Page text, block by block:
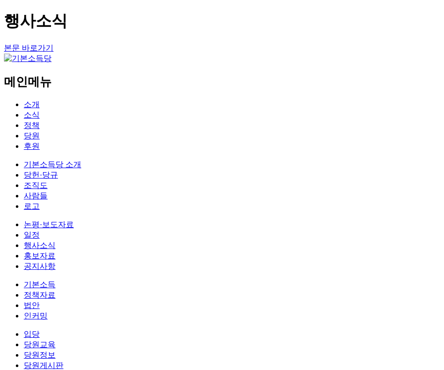
행사소식
본문 바로가기
메인메뉴
소개
소식
정책
당원
후원
기본소득당 소개
당헌·당규
조직도
사람들
로고
논평·보도자료
일정
행사소식
홍보자료
공지사항
기본소득
정책자료
법안
인커밍
입당
당원교육
당원정보
당원게시판